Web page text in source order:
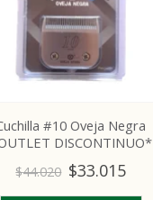
#10 Oveja Negra
DISCONTINUO*
$44.020 $33.015